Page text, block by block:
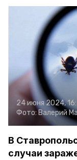
24 июня 2024,
Фото:Валерий
В
случаи